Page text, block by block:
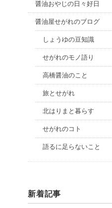
醤油おやじの日々好日
醤油屋せがれのブログ
しょうゆの豆知識
せがれのモノ語り
高橋醤油のこと
旅とせがれ
北はりまと暮らす
せがれのコト
語るに足らないこと
新着記事